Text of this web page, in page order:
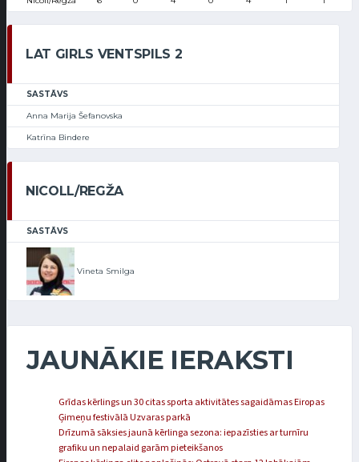
LAT GIRLS VENTSPILS 2
SASTĀVS
Anna Marija Šefanovska
Katrīna Bindere
NICOLL/REGŽA
SASTĀVS
Vineta Smilga
JAUNĀKIE IERAKSTI
Grīdas kērlings un 30 citas sporta aktivitātes sagaidāmas Eiropas
Ģimeņu festivālā Uzvaras parkā
Drīzumā sāksies jaunā kērlinga sezona: iepazīsties ar turnīru
grafiku un nepalaid garām pieteikšanos